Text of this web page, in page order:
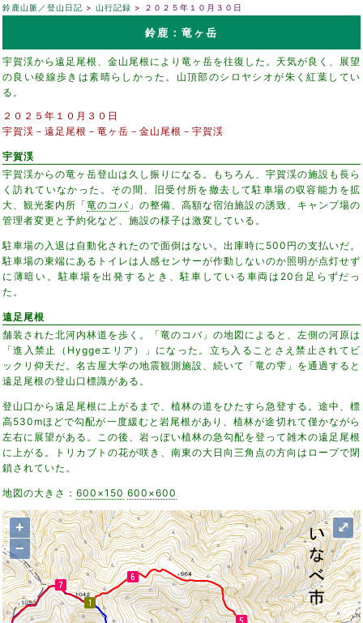
鈴鹿山脈／登山日記 山行記録 ２０２５年１０月３０日
鈴鹿：竜ヶ岳
宇賀渓から遠足尾根、金山尾根により竜ヶ岳を往復した。天気が良く、展望
の良い稜線歩きは素晴らしかった。山頂部のシロヤシオが朱く紅葉してい
る。
２０２５年１０月３０日
宇賀渓－遠足尾根－竜ヶ岳－金山尾根－宇賀渓
宇賀渓
宇賀渓からの竜ヶ岳登山は久し振りになる。もちろん、宇賀渓の施設も長ら
く訪れていなかった。その間、旧受付所を撤去して駐車場の収容能力を拡
大、観光案内所「竜のコバ 」の整備、高額な宿泊施設の誘致、キャンプ場の
管理者変更と予約化など、施設の様子は激変している。
駐車場の入退は自動化されたので面倒はない。出庫時に500円の支払いだ。
駐車場の東端にあるトイレは人感センサーが作動しないのか照明が点灯せず
に薄暗い。駐車場を出発するとき、駐車している車両は20台足らずだっ
た。
遠足尾根
舗装された北河内林道を歩く。「竜のコバ」の地図によると、左側の河原は
「進入禁止（Hyggeエリア）」になった。立ち入ることさえ禁止されてビ
ックリ仰天だ。名古屋大学の地震観測施設、続いて「竜の雫」を通過すると
遠足尾根の登山口標識がある。
登山口から遠足尾根に上がるまで、植林の道をひたすら急登する。途中、標
高530mほどで勾配が一度緩むと岩尾根があり、植林が途切れて僅かながら
左右に展望がある。この後、岩っぽい植林の急勾配を登って雑木の遠足尾根
に上がる。トリカブトの花が咲き、南東の大日向三角点の方向はロープで閉
鎖されていた。
地図の大きさ： 600×150 600×600
+
−
⤢